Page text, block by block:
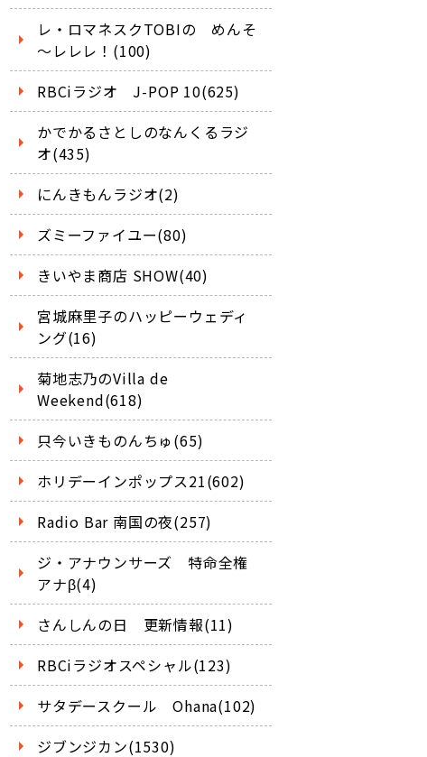
レ・ロマネスクTOBIの めんそ
～レレレ！(100)
RBCiラジオ J-POP 10(625)
かでかるさとしのなんくるラジ
オ(435)
にんきもんラジオ(2)
ズミーファイユー(80)
きいやま商店 SHOW(40)
宮城麻里子のハッピーウェディ
ング(16)
菊地志乃のVilla de
Weekend(618)
只今いきものんちゅ(65)
ホリデーインポップス21(602)
Radio Bar 南国の夜(257)
ジ・アナウンサーズ 特命全権
アナβ(4)
さんしんの日 更新情報(11)
RBCiラジオスペシャル(123)
サタデースクール Ohana(102)
ジブンジカン(1530)